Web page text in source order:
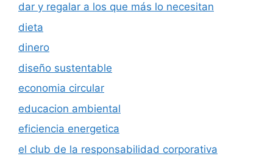
dar y regalar a los que más lo necesitan
dieta
dinero
diseño sustentable
economia circular
educacion ambiental
eficiencia energetica
el club de la responsabilidad corporativa